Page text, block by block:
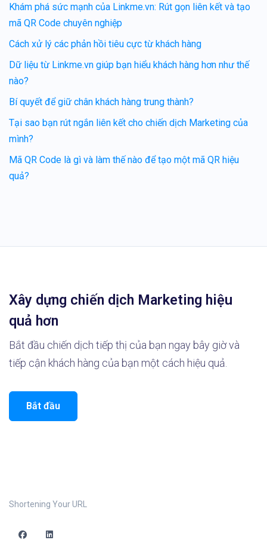
Khám phá sức mạnh của Linkme.vn: Rút gọn liên kết và tạo
mã QR Code chuyên nghiệp
Cách xử lý các phản hồi tiêu cực từ khách hàng
Dữ liệu từ Linkme.vn giúp bạn hiểu khách hàng hơn như thế
nào?
Bí quyết để giữ chân khách hàng trung thành?
Tại sao bạn rút ngắn liên kết cho chiến dịch Marketing của
mình?
Mã QR Code là gì và làm thế nào để tạo một mã QR hiệu
quả?
Xây dựng chiến dịch Marketing hiệu
quả hơn
Bắt đầu chiến dịch tiếp thị của bạn ngay bây giờ và
tiếp cận khách hàng của bạn một cách hiệu quả.
Bắt đầu
Shortening Your URL